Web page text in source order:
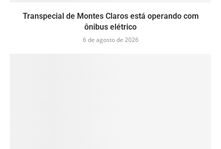
Transpecial de Montes Claros está operando com
ônibus elétrico
6 de agosto de 2026